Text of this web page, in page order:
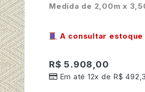
Medida de 2,00m x
A consultar
R$ 5.908,00
Em até 12x de R$